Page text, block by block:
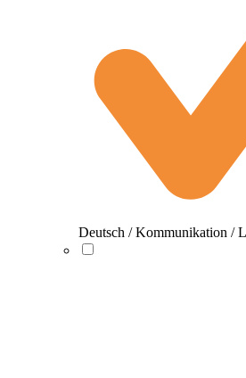
Deutsch / Kommunikation /